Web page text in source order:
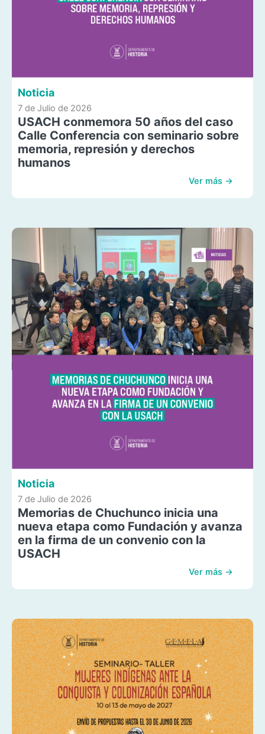
Noticia
7 de Julio de 2026
USACH conmemora 50 años del caso
Calle Conferencia con seminario sobre
memoria, represión y derechos
humanos
Ver más →
Noticia
7 de Julio de 2026
Memorias de Chuchunco inicia una
nueva etapa como Fundación y avanza
en la firma de un convenio con la
USACH
Ver más →